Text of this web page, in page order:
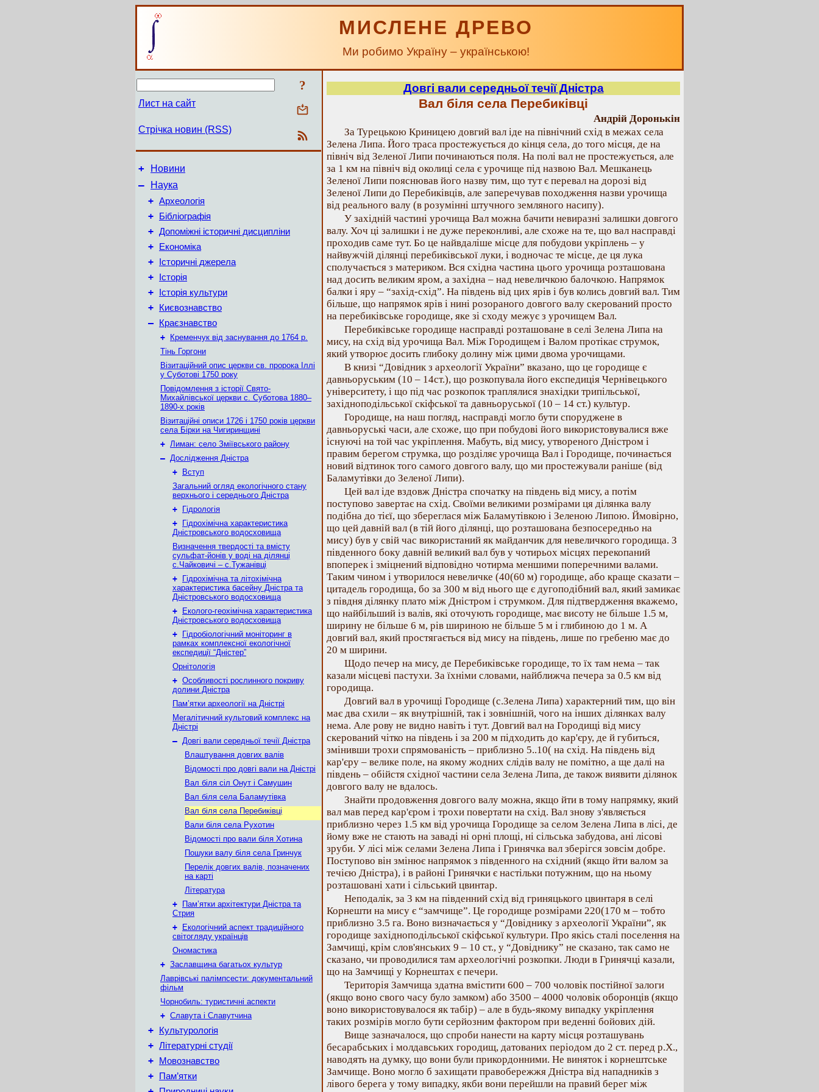
МИСЛЕНЕ ДРЕВО
Ми робимо Україну – українською!
?
Лист на сайт
Стрічка новин (RSS)
+ Новини
–
Наука
+ Археологія
+ Бібліографія
+ Допоміжні історичні дисципліни
+ Економіка
+ Історичні джерела
+ Історія
+ Історія культури
+ Києвознавство
– Краєзнавство
+
Кременчук від заснування до 1764 р.
Тінь Горгони
Візитаційний опис церкви св. пророка Іллі
у Суботові 1750 року
Повідомлення з історії Свято-
Михайлівської церкви с. Суботова 1880–
1890-х років
Візитаційні описи 1726 і 1750 років церкви
села Бірки на Чигиринщині
+ Лиман: село Зміївського району
– Дослідження Дністра
+
Вступ
Загальний огляд екологічного стану
верхнього і середнього Дністра
+
Гідрологія
+
Гідрохімічна характеристика
Дністровського водосховища
Визначення твердості та вмісту
сульфат-йонів у воді на ділянці
с.Чайковичі – с.Тужанівці
+
Гідрохімічна та літохімічна
характеристика басейну Дністра та
Дністровського водосховища
+
Еколого-геохімічна характеристика
Дністровського водосховища
+
Гідробіологічний моніторинг в
рамках комплексної екологічної
експедиції “Дністер”
Орнітологія
+ Особливості рослинного покриву
долини Дністра
Пам’ятки археології на Дністрі
Мегалітичний культовий комплекс на
Дністрі
– Довгі вали середньої течії Дністра
Влаштування довгих валів
Відомості про довгі вали на Дністрі
Вал біля сіл Онут і Самушин
Вал біля села Баламутівка
Вал біля села Перебиківці
Вали біля села Рухотин
Відомості про вали біля Хотина
Пошуки валу біля села Гринчук
Перелік довгих валів, позначених
на карті
Література
+
Пам’ятки архітектури Дністра та
Стрия
+
Екологічний аспект традиційного
світогляду українців
Ономастика
+ Заславщина багатьох культур
Лаврівські палімпсести: документальний
фільм
Чорнобиль: туристичні аспекти
+ Славута і Славутчина
+ Культурологія
+ Літературні студії
+ Мовознавство
+ Пам’ятки
Довгі вали середньої течії Дністра
Вал біля села Перебиківці
Андрій Доронькін
За Турецькою Криницею довгий вал іде на північний схід в межах села
Зелена Липа. Його траса простежується до кінця села, до того місця, де на
північ від Зеленої Липи починаються поля. На полі вал не простежується, але
за 1 км на північ від околиці села є урочище під назвою Вал. Мешканець
Зеленої Липи пояснював його назву тим, що тут є перевал на дорозі від
Зеленої Липи до Перебиківців, але заперечував походження назви урочища
від реального валу (в розумінні штучного земляного насипу).
У західній частині урочища Вал можна бачити невиразні залишки довгого
валу. Хоч ці залишки і не дуже переконливі, але схоже на те, що вал насправді
проходив саме тут. Бо це найвдаліше місце для побудови укріплень – у
найвужчій ділянці перебиківської луки, і водночас те місце, де ця лука
сполучається з материком. Вся східна частина цього урочища розташована
над досить великим яром, а західна – над невеличкою балочкою. Напрямок
балки і яру – “захід-схід”. На південь від цих ярів і був колись довгий вал. Тим
більше, що напрямок ярів і нині розораного довгого валу скерований просто
на перебиківське городище, яке зі сходу межує з урочищем Вал.
Перебиківське городище насправді розташоване в селі Зелена Липа на
мису, на схід від урочища Вал. Між Городищем і Валом протікає струмок,
який утворює досить глибоку долину між цими двома урочищами.
В книзі “Довідник з археології України” вказано, що це городище є
давньоруським (10 – 14ст.), що розкопувала його експедиція Чернівецького
університету, і що під час розкопок траплялися знахідки трипільської,
західноподільської скіфської та давньоруської (10 – 14 ст.) культур.
Городище, на наш погляд, насправді могло бути споруджене в
давньоруські часи, але схоже, що при побудові його використовувалися вже
існуючі на той час укріплення. Мабуть, від мису, утвореного Дністром і
правим берегом струмка, що розділяє урочища Вал і Городище, починається
новий відтинок того самого довгого валу, що ми простежували раніше (від
Баламутівки до Зеленої Липи).
Цей вал іде вздовж Дністра спочатку на південь від мису, а потім
поступово завертає на схід. Своїми великими розмірами ця ділянка валу
подібна до тієї, що збереглася між Баламутівкою і Зеленою Липою. Ймовірно,
що цей давній вал (в тій його ділянці, що розташована безпосередньо на
мису) був у свій час використаний як майданчик для невеличкого городища. З
південного боку давній великий вал був у чотирьох місцях перекопаний
впоперек і зміцнений відповідно чотирма меншими поперечними валами.
Таким чином і утворилося невеличке (40(60 м) городище, або краще сказати –
цитадель городища, бо за 300 м від нього ще є дугоподібний вал, який замикає
з півдня ділянку плато між Дністром і струмком. Для підтвердження вкажемо,
що найбільший із валів, які оточують городище, має висоту не більше 1.5 м,
ширину не більше 6 м, рів шириною не більше 5 м і глибиною до 1 м. А
довгий вал, який простягається від мису на південь, лише по гребеню має до
20 м ширини.
Щодо печер на мису, де Перебиківське городище, то їх там нема – так
казали місцеві пастухи. За їхніми словами, найближча печера за 0.5 км від
городища.
Довгий вал в урочищі Городище (с.Зелена Липа) характерний тим, що він
має два схили – як внутрішній, так і зовнішній, чого на інших ділянках валу
нема. Але рову не видно навіть і тут. Довгий вал на Городищі від мису
скерований чітко на південь і за 200 м підходить до кар'єру, де й губиться,
змінивши трохи спрямованість – приблизно 5..10( на схід. На південь від
кар'єру – велике поле, на якому жодних слідів валу не помітно, а ще далі на
південь – обійстя східної частини села Зелена Липа, де також виявити ділянок
довгого валу не вдалось.
Знайти продовження довгого валу можна, якщо йти в тому напрямку, який
вал мав перед кар'єром і трохи повертати на схід. Вал знову з'являється
приблизно через 1.5 км від урочища Городище за селом Зелена Липа в лісі, де
йому вже не стають на заваді ні орні площі, ні сільська забудова, ані лісові
зруби. У лісі між селами Зелена Липа і Гринячка вал зберігся зовсім добре.
Поступово він змінює напрямок з південного на східний (якщо йти валом за
течією Дністра), і в районі Гринячки є настільки потужним, що на ньому
розташовані хати і сільський цвинтар.
Неподалік, за 3 км на південний схід від гриняцького цвинтаря в селі
Корнешти на мису є “замчище”. Це городище розмірами 220(170 м – тобто
приблизно 3.5 га. Воно визначається у “Довіднику з археології України”, як
городище західноподільської скіфської культури. Про якісь сталі поселення на
Замчищі, крім слов'янських 9 – 10 ст., у “Довіднику” не сказано, так само не
сказано, чи проводилися там археологічні розкопки. Люди в Гринячці казали,
що на Замчищі у Корнештах є печери.
Територія Замчища здатна вмістити 600 – 700 чоловік постійної залоги
(якщо воно свого часу було замком) або 3500 – 4000 чоловік оборонців (якщо
воно використовувалося як табір) – але в будь-якому випадку укріплення
таких розмірів могло бути серйозним фактором при веденні бойових дій.
Вище зазначалося, що спроби нанести на карту місця розташувань
бесарабських і молдавських городищ, датованих періодом до 2 ст. перед р.Х.,
наводять на думку, що вони були прикордонними. Не виняток і корнештське
Замчище. Воно могло б захищати правобережжя Дністра від нападників з
лівого берега у тому випадку, якби вони перейшли на правий берег між